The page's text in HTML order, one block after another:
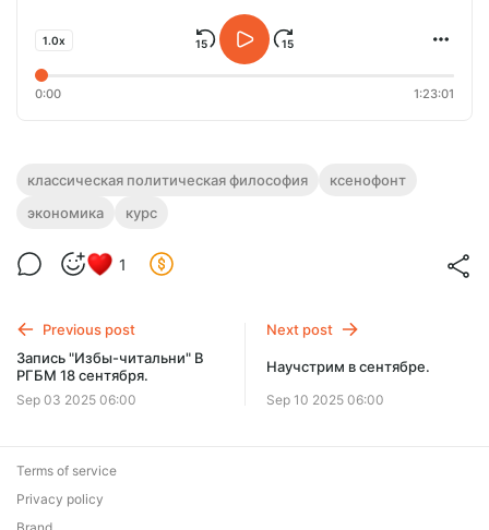
1.0x
0:00 1:23:01
классическая политическая философия
ксенофонт
экономика
курс
1
Previous post
Запись "Избы-читальни" В
РГБМ 18 сентября.
Sep 03 2025 06:00
Next post
Научстрим в сентябре.
Sep 10 2025 06:00
Terms of service
Privacy policy